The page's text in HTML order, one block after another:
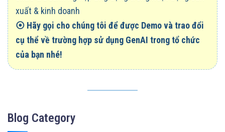
xuất & kinh doanh
⦿ Hãy gọi cho chúng tôi để được Demo và trao đổi
cụ thể về trường hợp sử dụng GenAI trong tổ chức
của bạn nhé!
Blog Category